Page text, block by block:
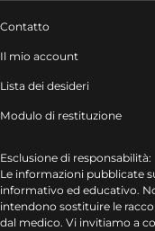
Contatto
Il mio account
Lista dei desideri
Modulo di restituzione
Esclusione di responsabilità:
Le informazioni pubblicate
informativo ed educativo.
intendono sostituire le
dal medico. Vi invitiamo a